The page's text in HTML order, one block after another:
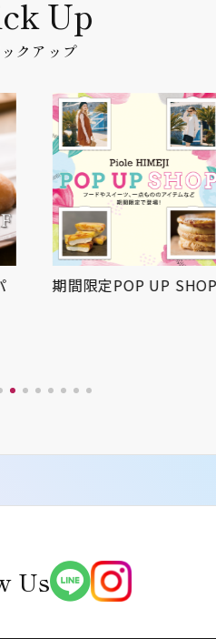
ックアップ
期間限定POP UP SHOP
Us